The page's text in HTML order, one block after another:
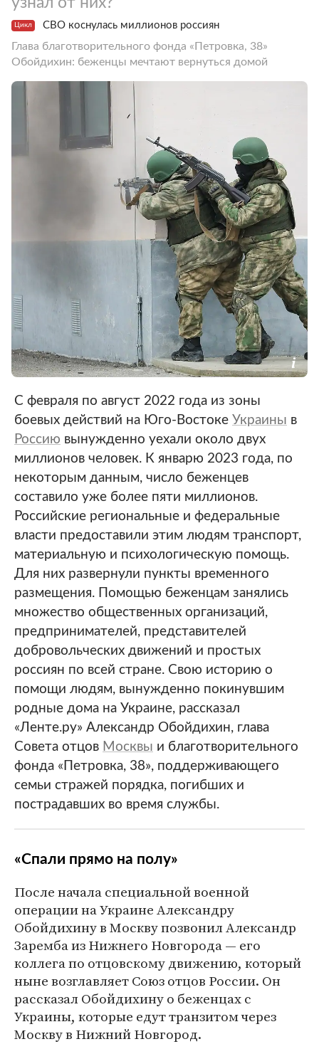
Цикл СВО коснулась миллионов россиян
Глава благотворительного фонда «Петровка, 38»
Обойдихин: беженцы мечтают вернуться домой
С февраля по август 2022 года из зоны
боевых действий на Юго-Востоке Украины в
Россию вынужденно уехали около двух
миллионов человек. К январю 2023 года, по
некоторым данным, число беженцев
составило уже более пяти миллионов.
Российские региональные и федеральные
власти предоставили этим людям транспорт,
материальную и психологическую помощь.
Для них развернули пункты временного
размещения. Помощью беженцам занялись
множество общественных организаций,
предпринимателей, представителей
добровольческих движений и простых
россиян по всей стране. Свою историю о
помощи людям, вынужденно покинувшим
родные дома на Украине, рассказал
«Ленте.ру» Александр Обойдихин, глава
Совета отцов Москвы и благотворительного
фонда «Петровка, 38», поддерживающего
семьи стражей порядка, погибших и
пострадавших во время службы.
«Спали прямо на полу»
После начала специальной военной
операции на Украине Александру
Обойдихину в Москву позвонил Александр
Заремба из Нижнего Новгорода — его
коллега по отцовскому движению, который
ныне возглавляет Союз отцов России. Он
рассказал Обойдихину о беженцах с
Украины, которые едут транзитом через
Москву в Нижний Новгород.